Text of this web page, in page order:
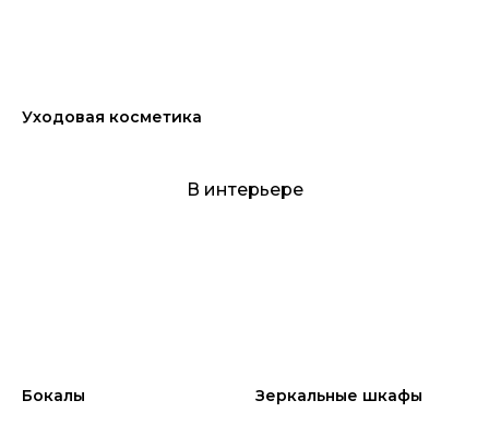
Уходовая косметика
В интерьере
Бокалы Зеркальные шкафы